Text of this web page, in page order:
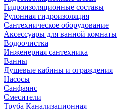
Гидроизоляционные составы
Рулонная гидроизоляция
Сантехническое оборудование
Аксессуары для ванной комнаты
Водоочистка
Инженерная сантехника
Ванны
Душевые кабины и ограждения
Насосы
Санфаянс
Смесители
Труба Канализационная